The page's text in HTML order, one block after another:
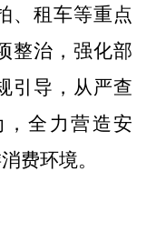
、租车等重点
整治，强化部
引导，从严查
全力营造安
费环境。